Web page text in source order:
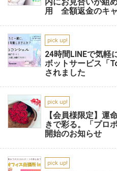
内にお見合いが組
用 全額返金のキ
pick up!
24時間LINEで気軽
ボットサービス「
されました
pick up!
【会員様限定】運
きで彩る。「プロ
開始のお知らせ
pick up!